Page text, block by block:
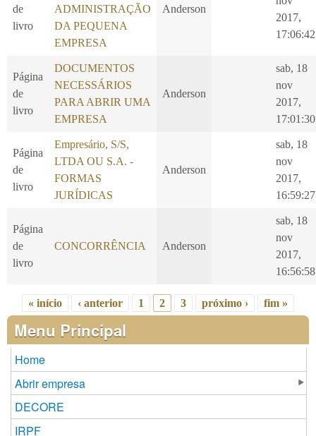
de
livro
ADMINISTRAÇÃO
DA PEQUENA
EMPRESA
Anderson
2017,
17:06:42
Página
de
livro
DOCUMENTOS
NECESSÁRIOS
PARA ABRIR UMA
EMPRESA
Anderson
sab, 18
nov
2017,
17:01:30
Página
de
livro
Empresário, S/S,
LTDA OU S.A. -
FORMAS
JURÍDICAS
Anderson
sab, 18
nov
2017,
16:59:27
Página
de
livro
CONCORRÊNCIA Anderson
sab, 18
nov
2017,
16:56:58
Páginas
« início ‹ anterior 1 2 3 próximo › fim »
Menu Principal
Home
Abrir empresa
DECORE
IRPF